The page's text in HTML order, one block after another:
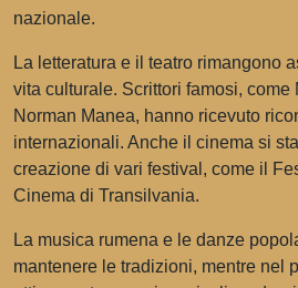
nazionale.
La letteratura e il teatro rimangono
vita culturale. Scrittori famosi, come
Norman Manea, hanno ricevuto
internazionali. Anche il cinema si
creazione di vari festival, come il
Cinema di Transilvania.
La musica rumena e le danze
mantenere le tradizioni, mentre nel